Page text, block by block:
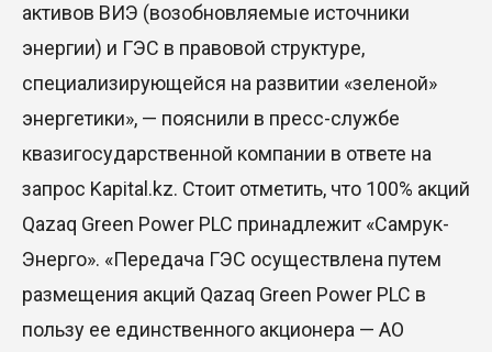
активов ВИЭ (возобновляемые источники
энергии) и ГЭС в правовой структуре,
специализирующейся на развитии «зеленой»
энергетики», — пояснили в пресс-службе
квазигосударственной компании в ответе на
запрос Kapital.kz. Стоит отметить, что 100% акций
Qazaq Green Power PLC принадлежит «Самрук-
Энерго». «Передача ГЭС осуществлена путем
размещения акций Qazaq Green Power PLC в
пользу ее единственного акционера — АО